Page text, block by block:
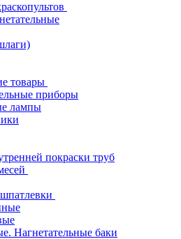
товары
приборы
лампы
покраски труб
Нагнетательные баки